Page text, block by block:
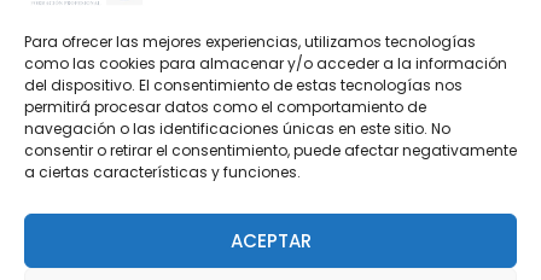
Para ofrecer las mejores experiencias, utilizamos tecnologías
como las cookies para almacenar y/o acceder a la información
del dispositivo. El consentimiento de estas tecnologías nos
permitirá procesar datos como el comportamiento de
navegación o las identificaciones únicas en este sitio. No
consentir o retirar el consentimiento, puede afectar negativamente
a ciertas características y funciones.
ACEPTAR
Plataforma 2.0
Acceso Cursos UNIR
Teléfono: (+34) 958 455 085